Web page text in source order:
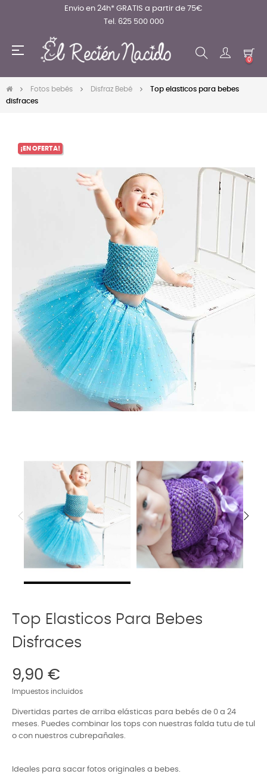
Envio en 24h* GRATIS a partir de 75€
Tel. 625 500 000
Navegación
☰
0
Fotos bebés Disfraz Bebé
Top elasticos para bebes
disfraces
¡EN OFERTA!
Top Elasticos Para Bebes
Disfraces
9,90 €
Impuestos incluidos
Divertidas partes de arriba elásticas para bebés de 0 a 24
meses. Puedes combinar los tops con nuestras falda tutu de tul
o con nuestros cubrepañales.
Ideales para sacar fotos originales a bebes.